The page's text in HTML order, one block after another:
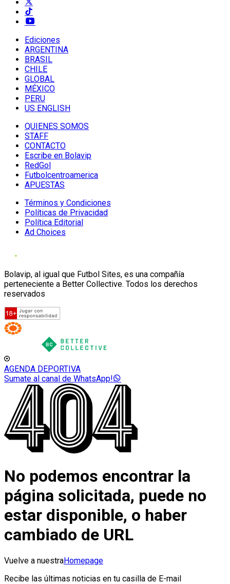
Ediciones
ARGENTINA
BRASIL
CHILE
GLOBAL
MÉXICO
PERU
US ENGLISH
QUIENES SOMOS
STAFF
CONTACTO
Escribe en Bolavip
RedGol
Futbolcentroamerica
APUESTAS
Términos y Condiciones
Políticas de Privacidad
Política Editorial
Ad Choices
Bolavip, al igual que Futbol Sites, es una compañía
perteneciente a Better Collective. Todos los derechos
reservados
AGENDA DEPORTIVA
Sumate al canal de WhatsApp!
No podemos encontrar la
página solicitada, puede no
estar disponible, o haber
cambiado de URL
Vuelve a nuestraHomepage
Recibe las últimas noticias en tu casilla de E-mail